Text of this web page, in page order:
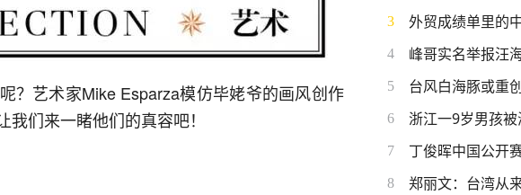
？艺术家Mike Esparza模仿毕姥爷的画风创作
们来一睹他们的真容吧！
3 外贸成绩单里的
4 峰哥实名举报汪
5 台风白海豚或重
6 浙江一9岁男孩
7 丁俊晖中国公开
8 郑丽文：台湾从